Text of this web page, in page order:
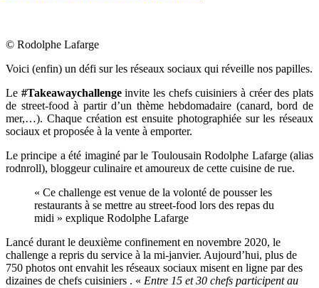
© Rodolphe Lafarge
Voici (enfin) un défi sur les réseaux sociaux qui réveille nos papilles.
Le #Takeawaychallengeinvite les chefs cuisiniers à créer des plats
de street-food à partir d’un thème hebdomadaire (canard, bord de
mer,…). Chaque création est ensuite photographiée sur les réseaux
sociaux et proposée à la vente à emporter.
Le principe a été imaginé par le Toulousain Rodolphe Lafarge (alias
rodnroll), bloggeur culinaire et amoureux de cette cuisine de rue.
« Ce challenge est venue de la volonté de pousser les
restaurants à se mettre au street-food lors des repas du
midi » explique Rodolphe Lafarge
Lancé durant le deuxième confinement en novembre 2020, le
challenge a repris du service à la mi-janvier. Aujourd’hui, plus de
750 photos ont envahit les réseaux sociaux misent en ligne par des
dizaines de chefs cuisiniers . « Entre 15 et 30 chefs participent au